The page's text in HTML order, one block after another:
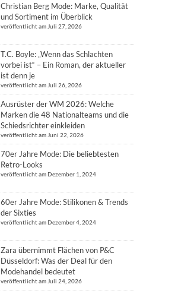
Christian Berg Mode: Marke, Qualität
und Sortiment im Überblick
veröffentlicht am Juli 27, 2026
T.C. Boyle: „Wenn das Schlachten
vorbei ist“ – Ein Roman, der aktueller
ist denn je
veröffentlicht am Juli 26, 2026
Ausrüster der WM 2026: Welche
Marken die 48 Nationalteams und die
Schiedsrichter einkleiden
veröffentlicht am Juni 22, 2026
70er Jahre Mode: Die beliebtesten
Retro-Looks
veröffentlicht am Dezember 1, 2024
60er Jahre Mode: Stilikonen & Trends
der Sixties
veröffentlicht am Dezember 4, 2024
Zara übernimmt Flächen von P&C
Düsseldorf: Was der Deal für den
Modehandel bedeutet
veröffentlicht am Juli 24, 2026